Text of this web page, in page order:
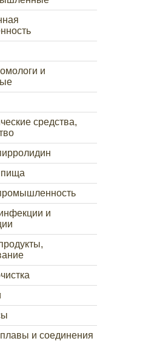
и
средства,
пища
и
и соединения